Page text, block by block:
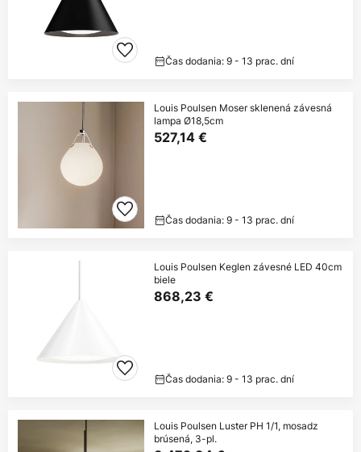
Čas dodania: 9 - 13 prac. dní
Louis Poulsen Moser sklenená závesná
lampa Ø18,5cm
527,14 €
Čas dodania: 9 - 13 prac. dní
Louis Poulsen Keglen závesné LED 40cm
biele
868,23 €
Čas dodania: 9 - 13 prac. dní
Louis Poulsen Luster PH 1/1, mosadz
brúsená, 3-pl.